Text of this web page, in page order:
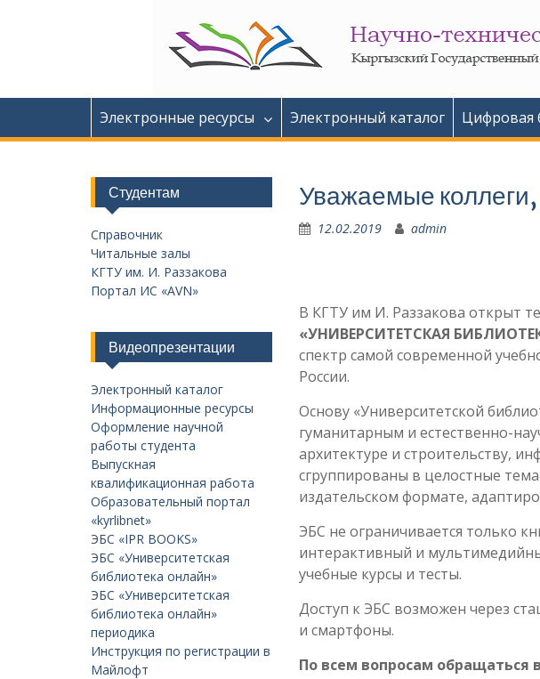
Электронные ресурсы Электронный каталог Цифровая
Студентам
Справочник
Читальные залы
КГТУ им. И. Раззакова
Портал ИС «AVN»
Видеопрезентации
Электронный каталог
Информационные ресурсы
Оформление научной
работы студента
Выпускная
квалификационная работа
Образовательный портал
«kyrlibnet»
ЭБС «IPR BOOKS»
ЭБС «Университетская
библиотека онлайн»
ЭБС «Университетская
библиотека онлайн»
периодика
Инструкция по регистрации в
Майлофт
Уважаемые коллеги,
12.02.2019 admin
В КГТУ им И. Раззакова открыт
«УНИВЕРСИТЕТСКАЯ
спектр самой современной
России.
Основу «Университетской
гуманитарным и естественно-
архитектуре и строительству,
сгруппированы в целостные
издательском формате,
ЭБС не ограничивается только
интерактивный и
учебные курсы и тесты.
Доступ к ЭБС возможен через
и смартфоны.
По всем вопросам обращаться